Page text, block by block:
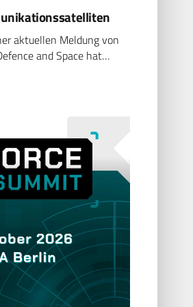
aktuellen Meldung von
and Space hat…